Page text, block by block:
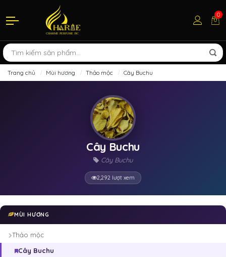
0
Trang chủ Mùi hương Thảo mộc Cây Buchu
Cây Buchu
Cây Buchu
2,292 lượt xem
MÙI HƯƠNG
Thảo mộc
Cây Buchu